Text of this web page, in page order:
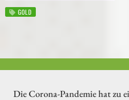
GOLD
Die Corona-Pandemie hat zu